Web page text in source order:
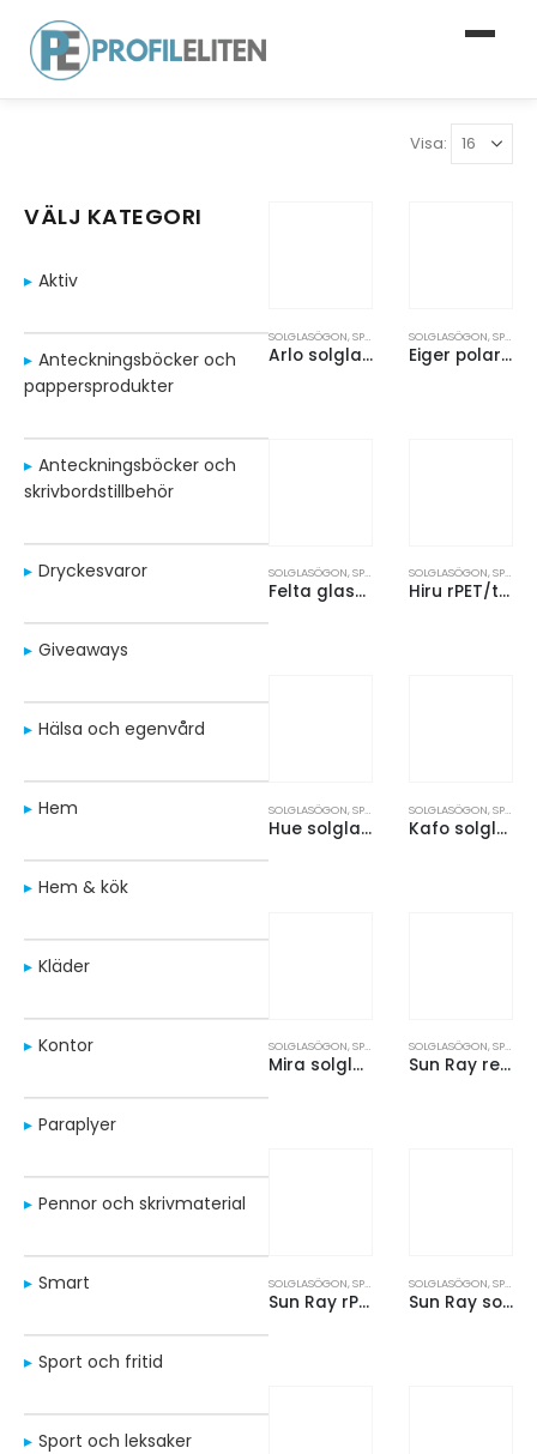
Visa:
VÄLJ KATEGORI
Aktiv
Anteckningsböcker och
pappersprodukter
Anteckningsböcker och
skrivbordstillbehör
Dryckesvaror
Giveaways
Hälsa och egenvård
Hem
Hem & kök
Kläder
Kontor
Paraplyer
Pennor och skrivmaterial
Smart
Sport och fritid
Sport och leksaker
SOLGLASÖGON,SPORT OCH FRITID
Arlo solglasögon av bambu med svart ytbeläggning
SOLGLASÖGON,SPORT OCH FRITID
Eiger polariserade solglasögon i återvunnet PET-fodral
SOLGLASÖGON,SPORT OCH FRITID
Felta glasögonetui av GRS-återvunnen filt
SOLGLASÖGON,SPORT OCH FRITID
Hiru rPET/träspeglade polariserade solglasögon i presentförpackning
SOLGLASÖGON,SPORT OCH FRITID
Hue solglasögon med skalmar av bambu
SOLGLASÖGON,SPORT OCH FRITID
Kafo solglasögon
SOLGLASÖGON,SPORT OCH FRITID
Mira solglasögon med design i trälook
SOLGLASÖGON,SPORT OCH FRITID
Sun Ray regnbågssolglasögon
SOLGLASÖGON,SPORT OCH FRITID
Sun Ray rPET solglasögon
SOLGLASÖGON,SPORT OCH FRITID
Sun Ray solglasögon